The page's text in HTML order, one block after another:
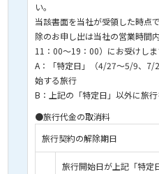
い。
当該書面を当社が受領した時点
除のお申し出は当社の営業時間
11：00～19：00）にお受けしま
A：「特定日」（4/27～5/9、
始する旅行
B：上記の「特定日」以外に旅
●旅行代金の取消料
旅行契約の解除期日
旅行開始日が上記「特定